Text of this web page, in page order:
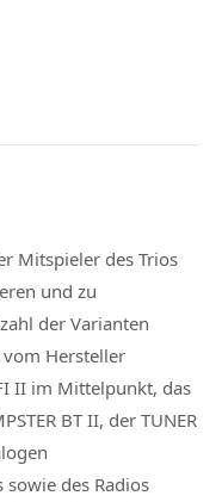
Mitspieler des Trios
und zu
der Varianten
vom Hersteller
II im Mittelpunkt, das
BT II, der TUNER
sowie des Radios